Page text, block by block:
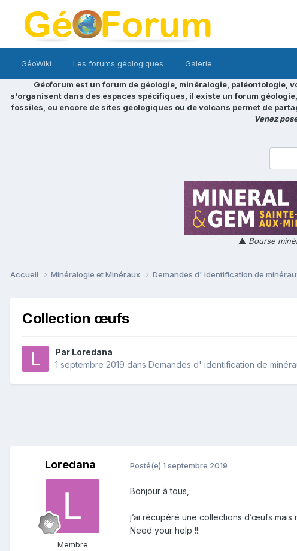
GéoWiki Les forums géologiques Galerie
Géoforum est un forum de géologie, minéralogie, paléontologie,
s'organisent dans des espaces spécifiques, il existe un forum
fossiles, ou encore de sites géologiques ou de volcans permet de
Venez
▲ Bourse
Accueil Minéralogie et Minéraux Demandes d' identification de
Collection œufs
Par Loredana
1 septembre 2019 dans Demandes d' identification de
Loredana
Membre
Posté(e) 1 septembre 2019
Bonjour à tous,
j’ai récupéré une collections d’œufs
Need your help !!